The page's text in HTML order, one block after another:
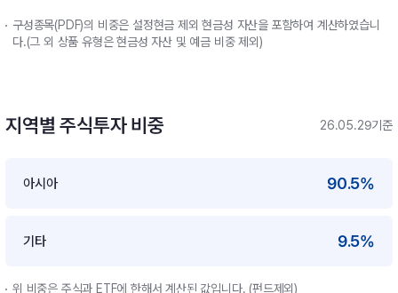
구성종목(PDF)의 비중은 설정현금 제외 현금성 자산을 포함하여 계산하였습니
다.(그 외 상품 유형은 현금성 자산 및 예금 비중 제외)
지역별 주식투자 비중 26.05.29기준
아시아 90.5%
기타 9.5%
위 비중은 주식과 ETF에 한해서 계산된 값입니다. (펀드제외)